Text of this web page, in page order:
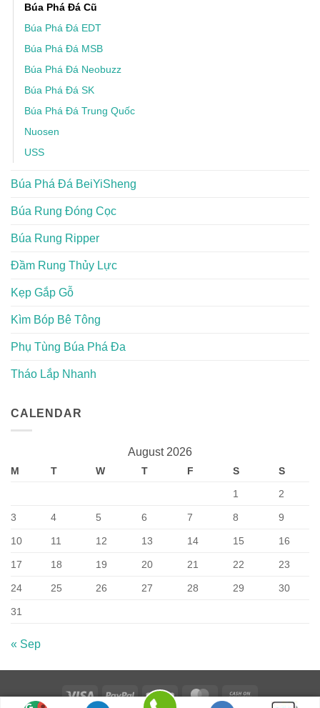
Búa Phá Đá Cũ
Búa Phá Đá EDT
Búa Phá Đá MSB
Búa Phá Đá Neobuzz
Búa Phá Đá SK
Búa Phá Đá Trung Quốc
Nuosen
USS
Búa Phá Đá BeiYiSheng
Búa Rung Đóng Cọc
Búa Rung Ripper
Đầm Rung Thủy Lực
Kẹp Gắp Gỗ
Kìm Bóp Bê Tông
Phụ Tùng Búa Phá Đa
Tháo Lắp Nhanh
CALENDAR
August 2026
M T W T F S
S
1
2
3 4 5 6 7 8 9
10 11 12 13 14 15 16
17 18 19 20 21 22 23
24 25 26 27 28 29 30
31
« Sep
Visa PayPal Stripe MasterCard
Cash